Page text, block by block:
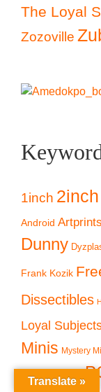
The Loyal
Zozoville
1inch 2inch
Android Artprints
Dunny
Frank Kozik
Dissectibles
Loyal
Minis Mystery
Size Heroes
Translate »